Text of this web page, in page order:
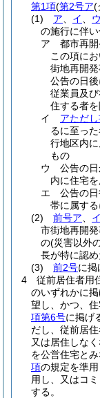
第1項(第2号ア(
(1)
ア イ ウ
の施行に伴
ア
都市再
この項に
街地再開発
公告の日
従業員及
住する者を
イ
アただ
るに至っ
行地区内
もの
ウ
公告の
内に住宅
エ
公告の日
帯に属す
(2)
前号ア イ
市街地再開
の(災害以外
長が特に認
(3)
前2号に掲
4
従前居住者用
のいずれかに
望し、かつ、
項第6号に掲げ
だし、従前居
又は居住しな
を公営住宅と
項の規定を準
用し、又はコ
する。